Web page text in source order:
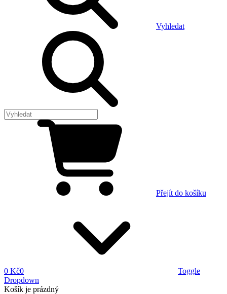
Vyhledat
Přejít do košíku
0 Kč0
Toggle
Dropdown
Košík je prázdný